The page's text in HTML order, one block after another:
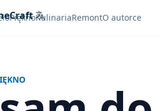
Languages
PięknoKulinariaRemontO autorce